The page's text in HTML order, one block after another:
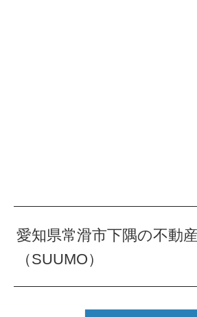
愛知県常滑市下隅の不動
（SUUMO）